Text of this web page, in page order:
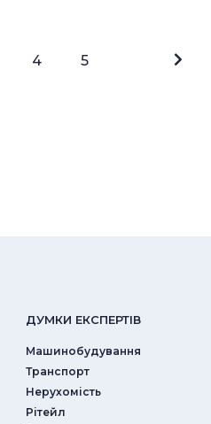
4 5
ДУМКИ ЕКСПЕРТIВ
Машинобудування
Транспорт
Нерухомість
Рітейл